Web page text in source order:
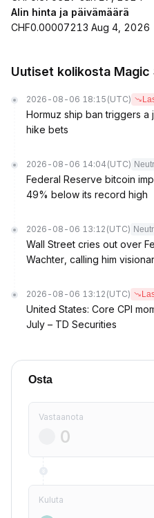
Alin hinta ja päivämäärä
CHF0.00007213 Aug 4, 2026
Uutiset kolikosta Magic
2026-08-06 18:15 (UTC)
Hormuz ship ban triggers a
hike bets
2026-08-06 14:04 (UTC)
Federal Reserve bitcoin
49% below its record high
2026-08-06 13:12 (UTC)
Wall Street cries out over
Wachter, calling him
2026-08-06 13:12 (UTC)
United States: Core CPI
July – TD Securities
Osta
Vastaanota
Kuluta